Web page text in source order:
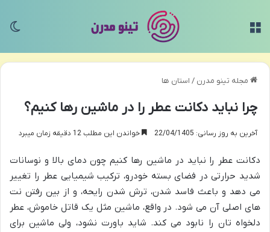
مجله تینو مدرن / استان ها
چرا نباید دکانت عطر را در ماشین رها کنیم؟
آخرین به روز رسانی: 22/04/1405 خواندن این مطلب 12 دقیقه زمان میبرد
دکانت عطر را نباید در ماشین رها کنیم چون دمای بالا و نوسانات
شدید حرارتی در فضای بسته خودرو، ترکیب شیمیایی عطر را تغییر
می دهد و باعث فاسد شدن، ترش شدن رایحه، و از بین رفتن نت
های اصلی آن می شود. در واقع، ماشین مثل یک قاتل خاموش، عطر
دلخواه تان را نابود می کند. شاید باورت نشود، ولی ماشین برای